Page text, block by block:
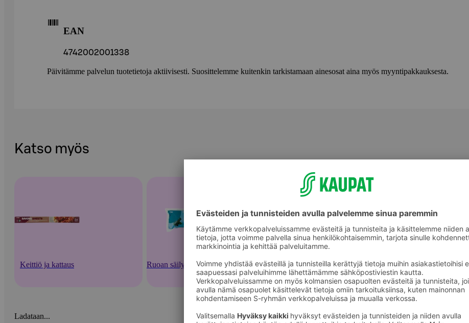
EAN
4742002001338
Päivitämme palvelun tuotetietoja aktiivisesti. Suosittelemme kuitenkin tarkistamaan ainesosat aina myös myyntipakkauksesta.
Katso myös
Keittiö ja kattaus Ruoan säilytysastiat ja -välineet Pakastepussit
Ladataan...